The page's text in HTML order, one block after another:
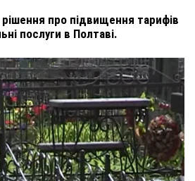
рішення про підвищення тарифів
послуги в Полтаві.